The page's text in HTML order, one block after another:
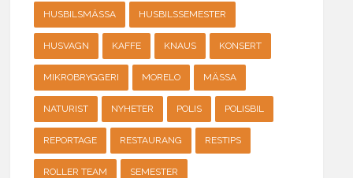
HUSBILSMÄSSA HUSBILSSEMESTER
HUSVAGN KAFFE KNAUS KONSERT
MIKROBRYGGERI MORELO MÄSSA
NATURIST NYHETER POLIS POLISBIL
REPORTAGE RESTAURANG RESTIPS
ROLLER TEAM SEMESTER